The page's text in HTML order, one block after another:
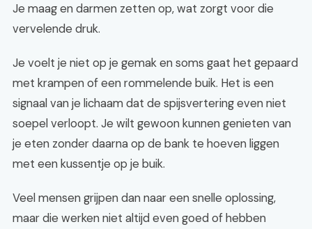
Je maag en darmen zetten op, wat zorgt voor die
vervelende druk.
Je voelt je niet op je gemak en soms gaat het gepaard
met krampen of een rommelende buik. Het is een
signaal van je lichaam dat de spijsvertering even niet
soepel verloopt. Je wilt gewoon kunnen genieten van
je eten zonder daarna op de bank te hoeven liggen
met een kussentje op je buik.
Veel mensen grijpen dan naar een snelle oplossing,
maar die werken niet altijd even goed of hebben